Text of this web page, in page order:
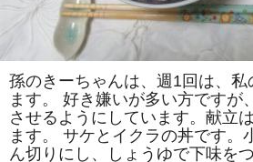
ナ
ギ
い
た
だ
い
て
き
ま
し
孫のきーちゃんは、週1回は、
ます。 好き嫌いが多い方ですが
させるようにしています。献立
ます。 サケとイクラの丼です。
ん切りにし、しょうゆで下味を